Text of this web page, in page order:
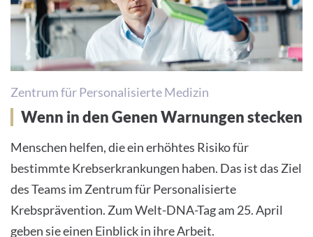
Zentrum für Personalisierte Medizin
Wenn in den Genen Warnungen stecken
Menschen helfen, die ein erhöhtes Risiko für
bestimmte Krebserkrankungen haben. Das ist das Ziel
des Teams im Zentrum für Personalisierte
Krebsprävention. Zum Welt-DNA-Tag am 25. April
geben sie einen Einblick in ihre Arbeit.